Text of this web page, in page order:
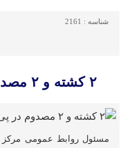
شناسه : 2161
۲ کشته و ۲ مصدوم در پی تصادف سه خودرو
مسئول روابط عمومی مرکز